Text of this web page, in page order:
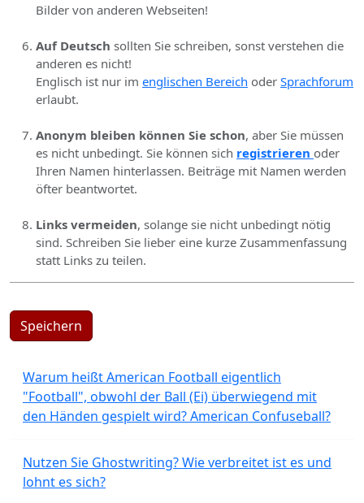
Bilder von anderen Webseiten!
Auf Deutsch sollten Sie schreiben, sonst verstehen die
anderen es nicht!
Englisch ist nur im englischen Bereich oder Sprachforum
erlaubt.
Anonym bleiben können Sie schon, aber Sie müssen
es nicht unbedingt. Sie können sich registrieren oder
Ihren Namen hinterlassen. Beiträge mit Namen werden
öfter beantwortet.
Links vermeiden, solange sie nicht unbedingt nötig
sind. Schreiben Sie lieber eine kurze Zusammenfassung
statt Links zu teilen.
Speichern
Warum heißt American Football eigentlich
"Football", obwohl der Ball (Ei) überwiegend mit
den Händen gespielt wird? American Confuseball?
Nutzen Sie Ghostwriting? Wie verbreitet ist es und
lohnt es sich?